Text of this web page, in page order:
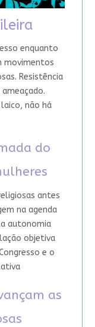
enquanto
movimentos
Resistência
não há
do
antes
na agenda
autonomia
objetiva
e o
as